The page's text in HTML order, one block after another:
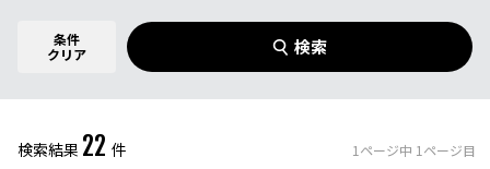
商品名
イラストレーター
レアリティ 0件選択中
条件
クリア
検索
検索結果 22 件 1 ページ中 1 ページ目